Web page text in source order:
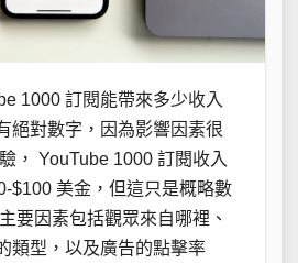
1000 訂閱能帶來多少收入
絕對數字，因為影響因素很
， YouTube 1000 訂閱收入
$100 美金，但這只是概略數
要因素包括觀眾來自哪裡、
類型，以及廣告的點擊率